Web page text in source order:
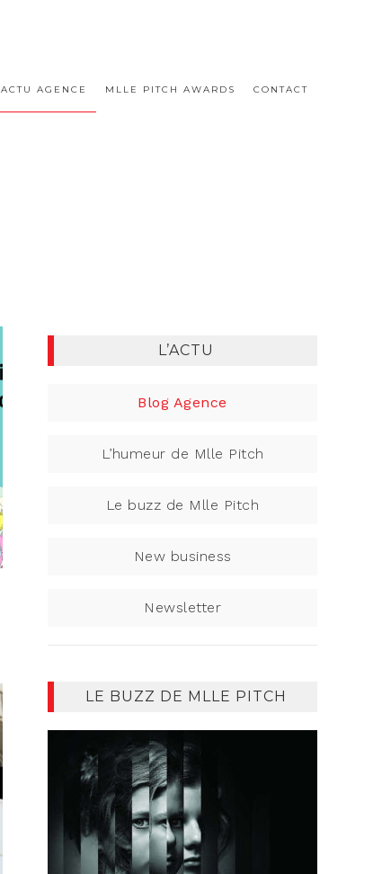
ACTU AGENCE MLLE PITCH AWARDS CONTACT
L’ACTU
Blog Agence
L’humeur de Mlle Pitch
Le buzz de Mlle Pitch
New business
Newsletter
LE BUZZ DE MLLE PITCH